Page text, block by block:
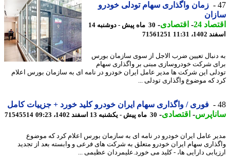
زمان واگذاری سهام تودلی خودرو
24
-اقتصادی-
30 ماه پیش - دوشنبه 14
11:31
71561251
تعیین ضرب الاجل از سوی سازمان بورس
شرکت خودروسازی مبنی بر واگذاری سهام
این شرکت ها مدیر عامل ایران خودرو در نامه ای به سازمان بورس اعلام
که موضوع واگذاری تودلی ...
فوری / واگذاری سهام ایران خودرو کلید خورد + جزییات کامل
-اقتصادی-30 ماه پیش - یکشنبه 13 اسفند 1402، 09:23 71545514
عامل ایران خودرو در نامه ای به سازمان بورس اعلام کرد که موضوع
سهام ایران خودرو متعلق به شرکت های فرعی و وابسته بعد از تجدید
دارایی ها، - کلید می خورد.علیمردان عظیمی ...